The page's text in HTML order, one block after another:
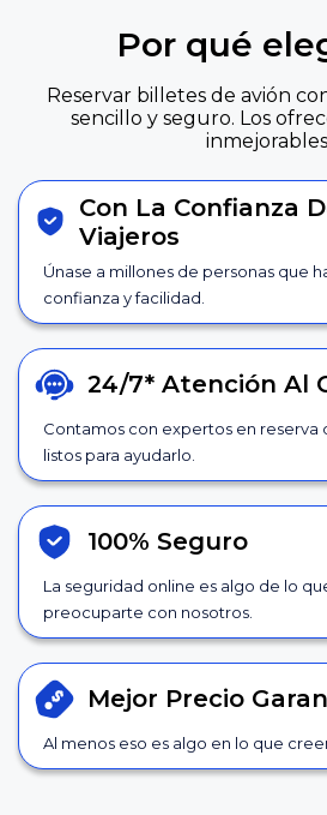
Por qué
Reservar billetes de avión
sencillo y seguro. Los
Con La Confianza
Viajeros
Únase a millones de personas que
confianza y facilidad.
24/7* Atención Al
Contamos con expertos en reserva
listos para ayudarlo.
100% Seguro
La seguridad online es algo de lo
preocuparte con nosotros.
Mejor Precio
Al menos eso es algo en lo que